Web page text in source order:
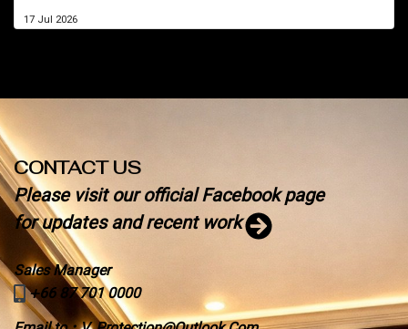
17 Jul 2026
CONTACT US
Please visit our official Facebook page
for updates and recent work
Sales Manager
+66 87 701 0000